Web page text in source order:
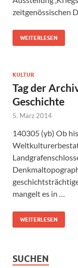
zeitgenössischen
WEITERLESEN
KULTUR
Tag der
Geschichte
5. März 2014
140305 (yb) Ob
mangelt es in …
WEITERLESEN
SUCHEN